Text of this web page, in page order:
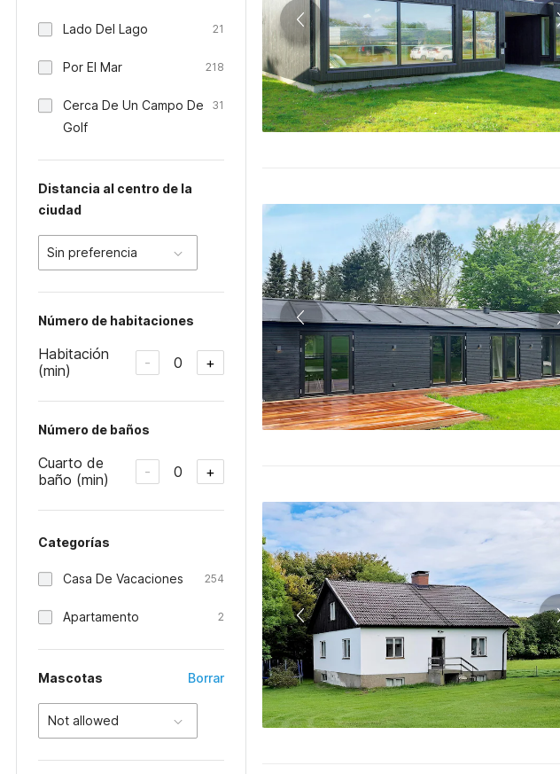
Lado Del Lago 21
Por El Mar 218
Cerca De Un Campo De
Golf
31
Distancia al centro de la
ciudad
Sin preferencia
Número de habitaciones
Habitación
(min)
- 0 +
Número de baños
Cuarto de
baño (min)
- 0 +
Categorías
Casa De Vacaciones 254
Apartamento 2
Mascotas Borrar
Not allowed